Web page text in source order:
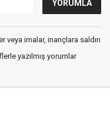
imalar, inançlara saldırı
yazılmış yorumlar